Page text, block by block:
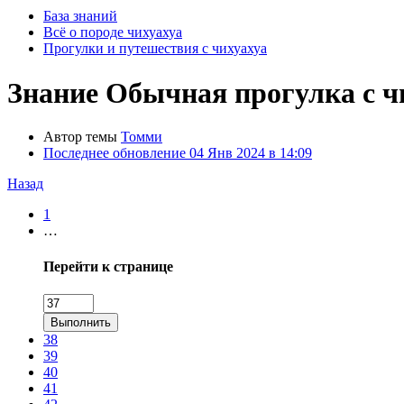
База знаний
Всё о породе чихуахуа
Прогулки и путешествия с чихуахуа
Знание Обычная прогулка с
Автор темы Томми
Последнее обновление 04 Янв 2024 в 14:09
Назад
1
…
Перейти к странице
Выполнить
38
39
40
41